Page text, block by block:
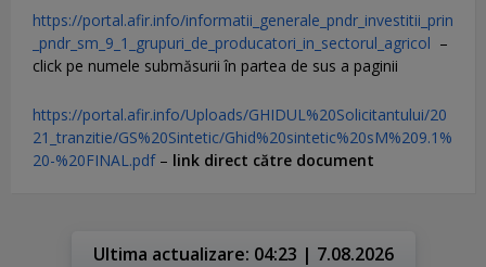
https://portal.afir.info/informatii_generale_pndr_investitii_prin
_pndr_sm_9_1_grupuri_de_producatori_in_sectorul_agricol –
click pe numele submăsurii în partea de sus a paginii
https://portal.afir.info/Uploads/GHIDUL%20Solicitantului/20
21_tranzitie/GS%20Sintetic/Ghid%20sintetic%20sM%209.1%
20-%20FINAL.pdf– link direct către document
Ultima actualizare: 04:23 | 7.08.2026